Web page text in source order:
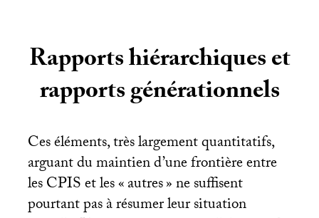
Rapports hiérarchiques et
rapports générationnels
Ces éléments, très largement quantitatifs,
arguant du maintien d’une frontière entre
lesCPISet les «autres» ne suffisent
pourtant pas à résumer leur situation